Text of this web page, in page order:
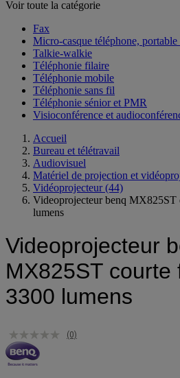
Voir toute la catégorie
Fax
Micro-casque téléphone, portable
Talkie-walkie
Téléphonie filaire
Téléphonie mobile
Téléphonie sans fil
Téléphonie sénior et PMR
Visioconférence et
Accueil
Bureau et télétravail
Audiovisuel
Matériel de projection et
Vidéoprojecteur (44)
Videoprojecteur benq MX825ST
lumens
Videoprojecteur
MX825ST courte
3300 lumens
(0)